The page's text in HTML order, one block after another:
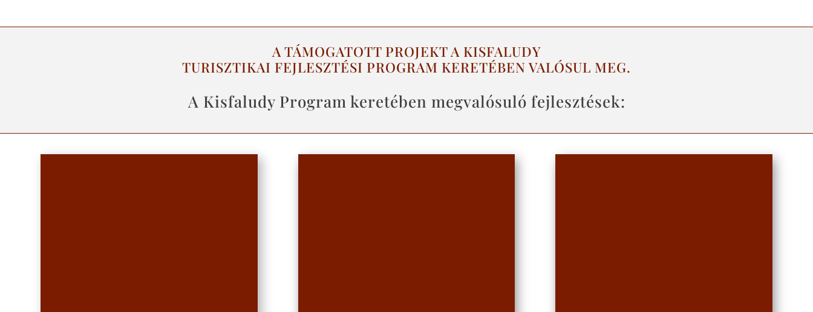
A TÁMOGATOTT PROJEKT A KISFALUDY
TURISZTIKAI FEJLESZTÉSI PROGRAM KERETÉBEN VALÓSUL MEG.
A Kisfaludy Program keretében megvalósuló fejlesztések: